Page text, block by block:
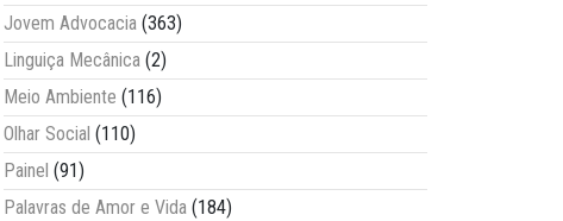
Jovem Advocacia (363)
Linguiça Mecânica (2)
Meio Ambiente (116)
Olhar Social (110)
Painel (91)
Palavras de Amor e Vida (184)